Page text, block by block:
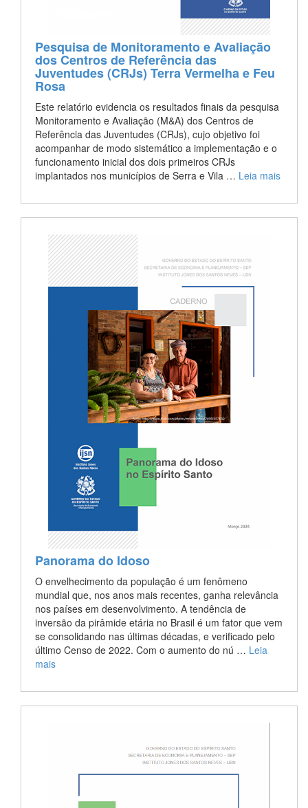
Pesquisa de Monitoramento e Avaliação
dos Centros de Referência das
Juventudes (CRJs) Terra Vermelha e Feu
Rosa
Este relatório evidencia os resultados finais da pesquisa
Monitoramento e Avaliação (M&A) dos Centros de
Referência das Juventudes (CRJs), cujo objetivo foi
acompanhar de modo sistemático a implementação e o
funcionamento inicial dos dois primeiros CRJs
implantados nos municípios de Serra e Vila … Leia mais
Panorama do Idoso
O envelhecimento da população é um fenômeno
mundial que, nos anos mais recentes, ganha relevância
nos países em desenvolvimento. A tendência de
inversão da pirâmide etária no Brasil é um fator que vem
se consolidando nas últimas décadas, e verificado pelo
último Censo de 2022. Com o aumento do nú … Leia
mais